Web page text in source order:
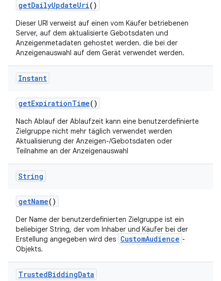
getDailyUpdateUri()
Dieser URI verweist auf einen vom Käufer betriebenen
Server, auf dem aktualisierte Gebotsdaten und
Anzeigenmetadaten gehostet werden. die bei der
Anzeigenauswahl auf dem Gerät verwendet werden.
Instant
getExpirationTime()
Nach Ablauf der Ablaufzeit kann eine benutzerdefinierte
Zielgruppe nicht mehr täglich verwendet werden
Aktualisierung der Anzeigen-/Gebotsdaten oder
Teilnahme an der Anzeigenauswahl
String
getName()
Der Name der benutzerdefinierten Zielgruppe ist ein
beliebiger String, der vom Inhaber und Käufer bei der
Erstellung angegeben wird des CustomAudience -
Objekts.
TrustedBiddingData